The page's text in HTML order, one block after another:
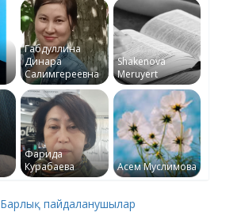
Габдуллина
Динара
Салимгереевна
Shakenova
Meruyert
Фарида
Курабаева
Асем Муслимова
Барлық пайдаланушылар